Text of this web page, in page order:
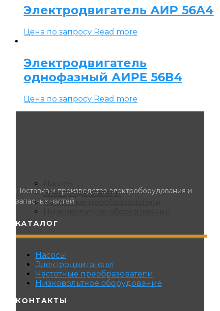
Электродвигатели
Частотные преобразователи
Электродвигатель АИР 56А4
Цена по запросу Read more
Электродвигатель
однофазный АИРЕ 56В4
Цена по запросу Read more
Поставка и производство электроборудования и
запасных частей
КАТАЛОГ
Насосы
Электродвигатели
Частотные преобразователи
Низковольтное оборудование
КОНТАКТЫ